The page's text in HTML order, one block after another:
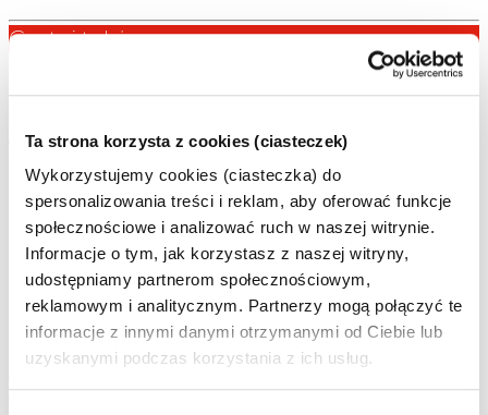
Ta strona korzysta z cookies (ciasteczek)
Wykorzystujemy cookies (ciasteczka) do
spersonalizowania treści i reklam, aby oferować funkcje
społecznościowe i analizować ruch w naszej witrynie.
Informacje o tym, jak korzystasz z naszej witryny,
udostępniamy partnerom społecznościowym,
reklamowym i analitycznym. Partnerzy mogą połączyć te
informacje z innymi danymi otrzymanymi od Ciebie lub
uzyskanymi podczas korzystania z ich usług.
Ten konkurs został objęty patronatem honorowym IAB
Polska ze względu na swoją wysoką wartość jaką niesie
wydarzenie lub tworzysz inną inicjatywę skierowaną do
branży digital marketingu? Możesz ubiegać się o nasz
patronat.Zapoznaj się ze szczegółami.
Czytaj także
Nowe obowiązki AI Act. IAB Polska publikuje przewodnik o
oznaczaniu treści reklamowych AI